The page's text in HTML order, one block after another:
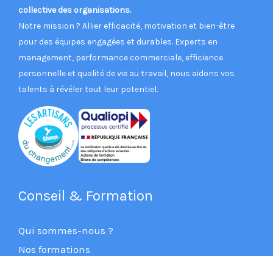
collective des organisations.
Notre mission ? Allier efficacité, motivation et bien-être
pour des équipes engagées et durables. Experts en
management, performance commerciale, efficience
personnelle et qualité de vie au travail, nous aidons vos
talents à révéler tout leur potentiel.
Conseil & Formation
Qui sommes-nous ?
Nos formations